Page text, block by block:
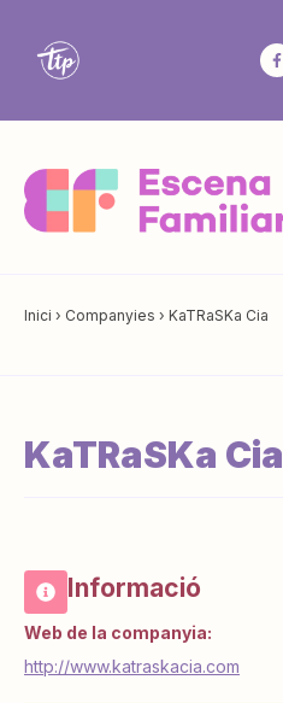
Inici › Companyies › KaTRaSKa Cia
KaTRaSKa Cia
Informació
Web de la companyia:
http://www.katraskacia.com